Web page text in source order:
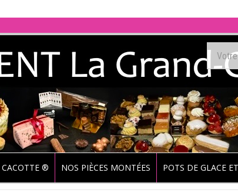
CACOTTE ® NOS PIÈCES MONTÉES POTS DE GLACE